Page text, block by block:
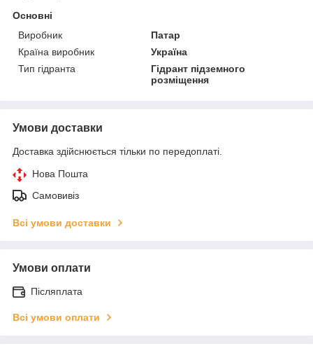
Основні
Виробник
Патар
Країна виробник
Україна
Тип гідранта
Гідрант підземного
розміщення
Умови доставки
Доставка здійснюється тільки по передоплаті.
Нова Пошта
Самовивіз
Всі умови доставки
Умови оплати
Післяплата
Всі умови оплати